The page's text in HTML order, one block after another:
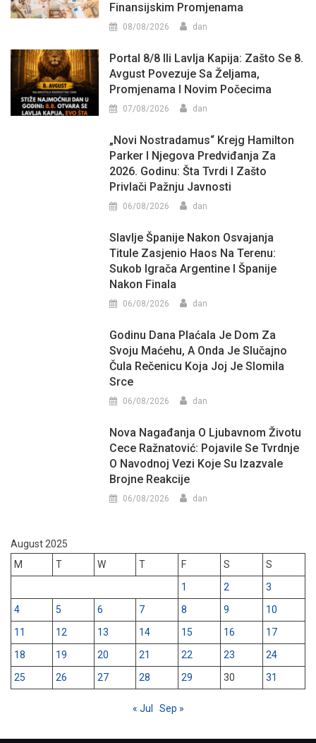
Finansijskim Promjenama
08/08/2026 dan
Portal 8/8 Ili Lavlja Kapija: Zašto Se 8.
Avgust Povezuje Sa Željama,
Promjenama I Novim Počecima
07/08/2026 dan
„Novi Nostradamus“ Krejg Hamilton
Parker I Njegova Predviđanja Za
2026. Godinu: Šta Tvrdi I Zašto
Privlači Pažnju Javnosti
06/08/2026 dan
Slavlje Španije Nakon Osvajanja
Titule Zasjenio Haos Na Terenu:
Sukob Igrača Argentine I Španije
Nakon Finala
06/08/2026 dan
Godinu Dana Plaćala Je Dom Za
Svoju Maćehu, A Onda Je Slučajno
Čula Rečenicu Koja Joj Je Slomila
Srce
06/08/2026 dan
Nova Nagađanja O Ljubavnom Životu
Cece Ražnatović: Pojavile Se Tvrdnje
O Navodnoj Vezi Koje Su Izazvale
Brojne Reakcije
06/08/2026 dan
August 2025
M
T W T F S
S
1
2
3
4
5 6 7 8 9
10
11
12 13 14 15 16
17
18
19 20 21 22 23
24
25
26 27 28 29 30 31
« Jul Sep »